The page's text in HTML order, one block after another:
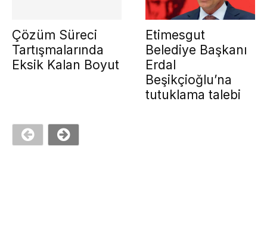
Çözüm Süreci
Tartışmalarında
Eksik Kalan Boyut
Etimesgut
Belediye Başkanı
Erdal
Beşikçioğlu’na
tutuklama talebi